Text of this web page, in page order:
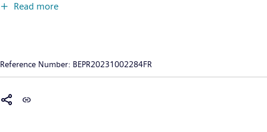
autonome Siemens Mobility, principal fournisseur de solutions
Read more
Reference Number: BEPR20231002284FR